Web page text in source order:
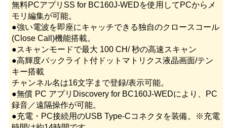
無料PCアプリSS for BC160J-WEDを使用してPCからメ
モリ編集が可能。
●強い電波を即座にキャッチできる独自のクロースコール
(Close Call)機能搭載。
●スキャンモードで最大 100 CH/ 秒の高速スキャン
●高輝度バックライト付ドットマトリクス液晶画面/テン
キー搭載
チャンネル名は16文字まで登録/表示可能。
●無償 PC アプリDiscovery for BC160J-WEDにより、PC
録音／遠隔操作が可能。
●充電・PC接続用のUSB Type-Cコネクタを装備。※充電